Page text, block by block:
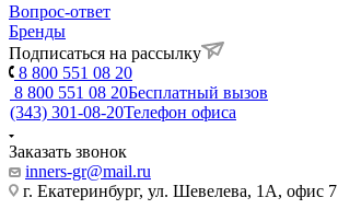
Вопрос-ответ
Бренды
Подписаться на рассылку
8 800 551 08 20
8 800 551 08 20Бесплатный вызов
(343) 301-08-20Телефон офиса
Заказать звонок
inners-gr@mail.ru
г. Екатеринбург, ул. Шевелева, 1А, офис 7